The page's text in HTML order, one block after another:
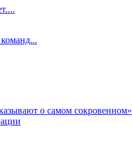
о самом сокровенном»